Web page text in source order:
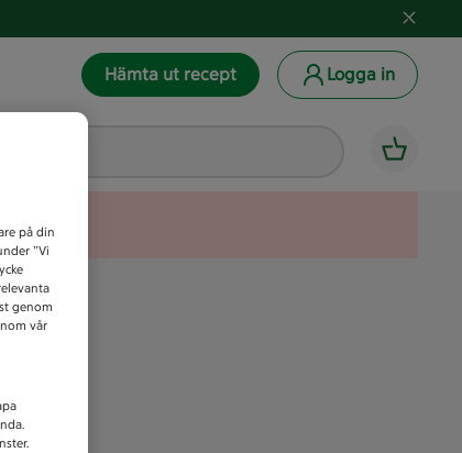
Hämta ut recept Logga in
på din
”Vi
genom
vår